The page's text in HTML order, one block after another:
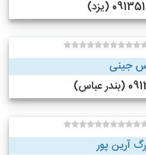
(یزد)
جینی
عباس)
آرین پور